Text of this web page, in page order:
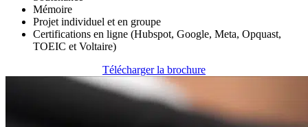
Mémoire
Projet individuel et en groupe
Certifications en ligne (Hubspot, Google, Meta, Opquast,
TOEIC et Voltaire)
Télécharger la brochure